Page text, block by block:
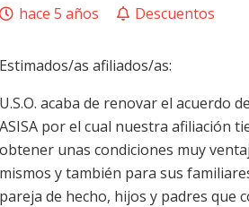
hace 5 años Descuentos
Estimados/as afiliados/as:
U.S.O. acaba de renovar el acuerdo
ASISA por el cual nuestra afiliación
obtener unas condiciones muy
mismos y también para sus
pareja de hecho, hijos y padres que